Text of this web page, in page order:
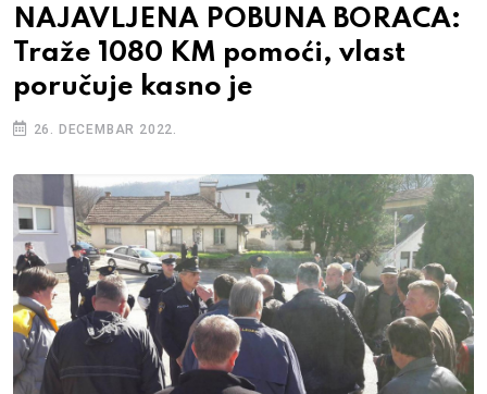
NAJAVLJENA POBUNA BORACA:
Traže 1080 KM pomoći, vlast
poručuje kasno je
26. DECEMBAR 2022.